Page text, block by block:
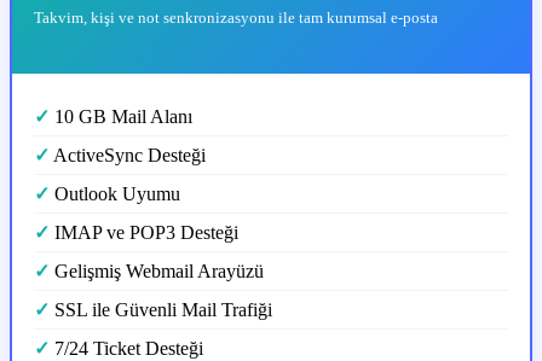
Takvim, kişi ve not senkronizasyonu ile tam kurumsal e-posta
✓ 10 GB Mail Alanı
✓ ActiveSync Desteği
✓ Outlook Uyumu
✓ IMAP ve POP3 Desteği
✓ Gelişmiş Webmail Arayüzü
✓ SSL ile Güvenli Mail Trafiği
✓ 7/24 Ticket Desteği